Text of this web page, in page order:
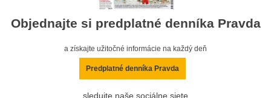
Objednajte si predplatné denníka Pravda
a získajte užitočné informácie na každý deň
Predplatné denníka Pravda
sledujte naše sociálne siete